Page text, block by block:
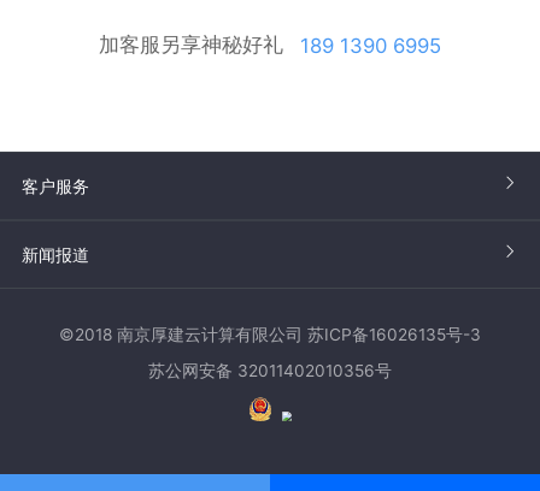
加客服另享神秘好礼 189 1390 6995
客户服务
新闻报道
©2018 南京厚建云计算有限公司 苏ICP备16026135号-3
苏公网安备 32011402010356号